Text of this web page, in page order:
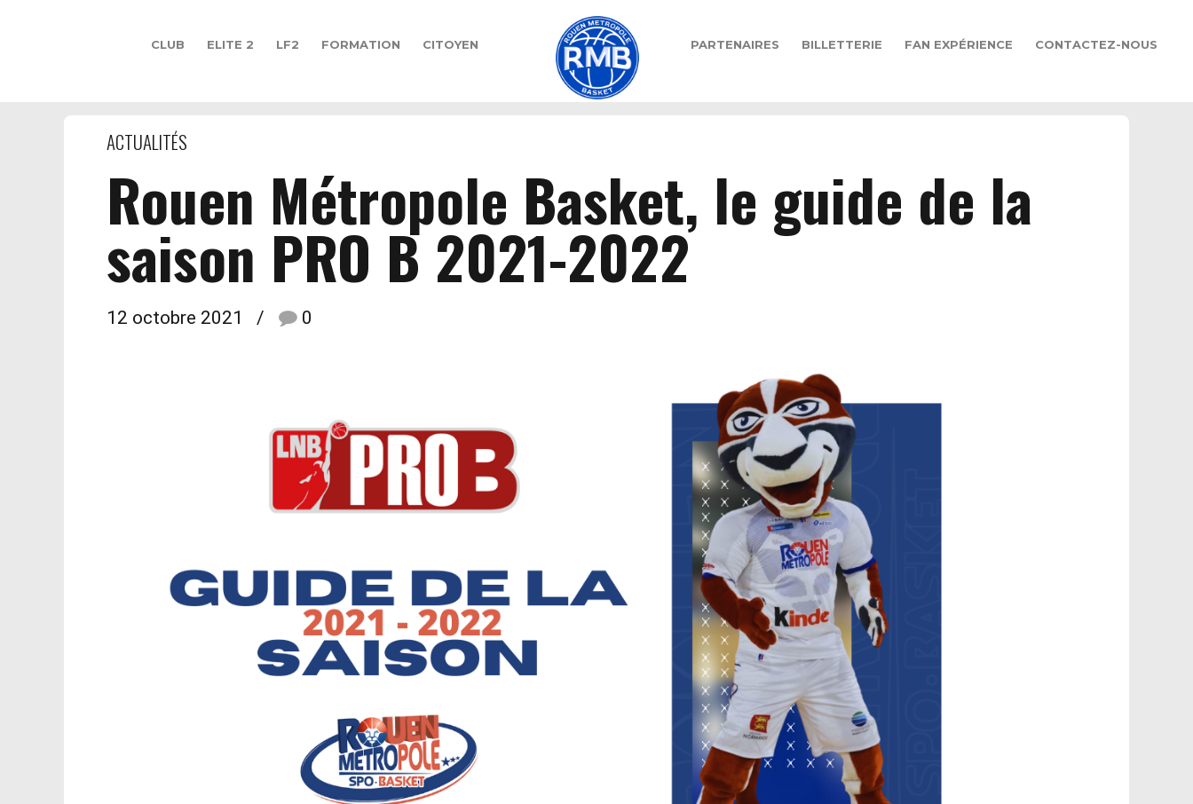
CLUB ELITE 2 LF2 FORMATION CITOYEN PARTENAIRES BILLETTERIE FAN EXPÉRIENCE CONTACTEZ-NOUS
ACTUALITÉS
Rouen Métropole Basket, le guide de la
saison PRO B 2021-2022
12 octobre 2021 0